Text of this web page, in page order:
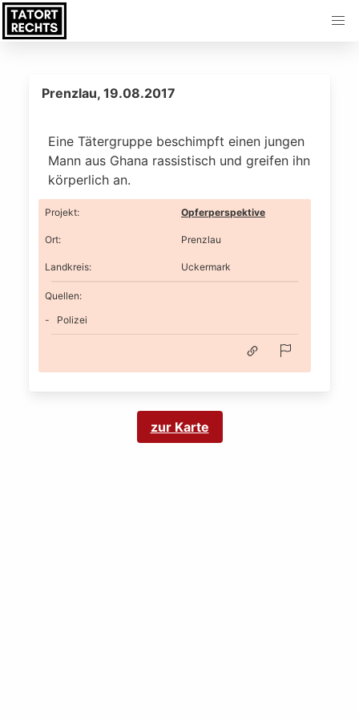
Prenzlau, 19.08.2017
Eine Tätergruppe beschimpft einen jungen
Mann aus Ghana rassistisch und greifen ihn
körperlich an.
Projekt: Opferperspektive
Ort: Prenzlau
Landkreis: Uckermark
Quellen:
Polizei
zur Karte